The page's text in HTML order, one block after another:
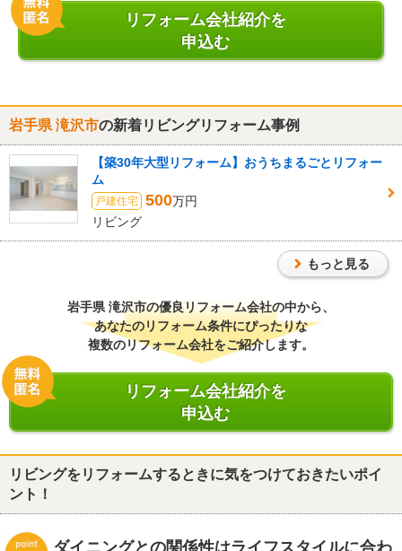
リフォーム会社紹介を
申込む
岩手県 滝沢市の新着リビングリフォーム事例
【築30年大型リフォーム】おうちまるごとリフォー
ム
戸建住宅 500万円
リビング
もっと見る
岩手県 滝沢市の優良リフォーム会社の中から、
あなたのリフォーム条件にぴったりな
複数のリフォーム会社をご紹介します。
リフォーム会社紹介を
申込む
リビングをリフォームするときに気をつけておきたいポイ
ント！